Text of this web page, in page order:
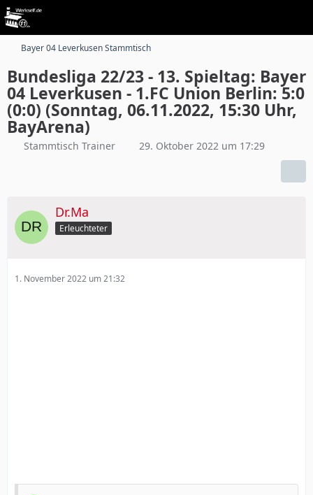
Bayer 04 Leverkusen Stammtisch
Bundesliga 22/23 - 13. Spieltag: Bayer
04 Leverkusen - 1.FC Union Berlin: 5:0
(0:0) (Sonntag, 06.11.2022, 15:30 Uhr,
BayArena)
Stammtisch Trainer 29. Oktober 2022 um 17:29
Dr.Ma
Erleuchteter
1. November 2022 um 21:32